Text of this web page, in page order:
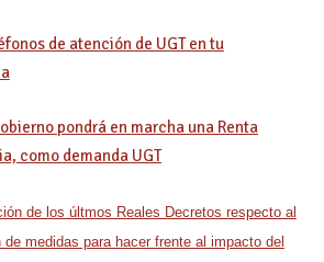
de atención de UGT en tu
pondrá en marcha una Renta
como demanda UGT
de los últmos Reales Decretos respecto al
medidas para hacer frente al impacto del